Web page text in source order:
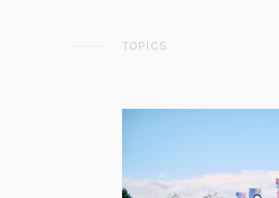
TOPICS